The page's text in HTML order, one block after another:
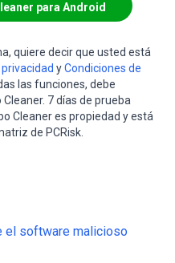
para Android
quiere decir que usted está
yCondiciones de
las funciones, debe
7 días de prueba
Cleaner es propiedad y está
de PCRisk.
el software malicioso